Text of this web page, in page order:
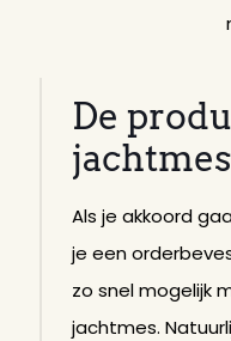
De
Als je akkoord
je een
zo snel mogelijk
jachtmes.